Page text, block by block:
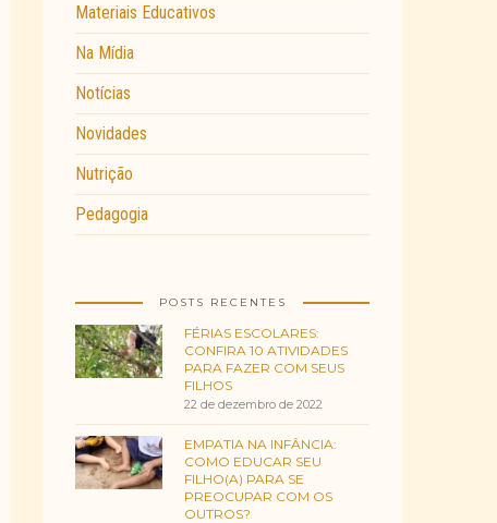
Materiais Educativos
Na Mídia
Notícias
Novidades
Nutrição
Pedagogia
POSTS RECENTES
FÉRIAS ESCOLARES:
CONFIRA 10 ATIVIDADES
PARA FAZER COM SEUS
FILHOS
22 de dezembro de 2022
EMPATIA NA INFÂNCIA:
COMO EDUCAR SEU
FILHO(A) PARA SE
PREOCUPAR COM OS
OUTROS?